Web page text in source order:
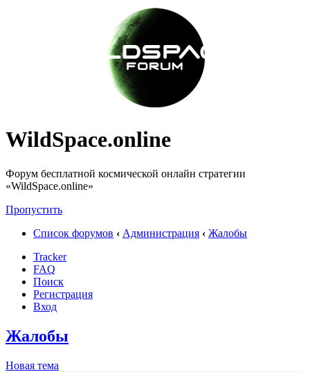
WildSpace.online
Форум бесплатной космической онлайн стратегии
«WildSpace.online»
Пропустить
Список форумов ‹ Администрация ‹ Жалобы
Tracker
FAQ
Поиск
Регистрация
Вход
Жалобы
Новая тема